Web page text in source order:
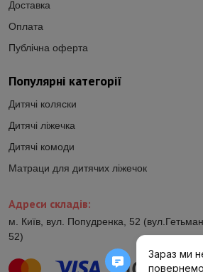
Популярні категорії
Дитячі коляски
Дитячі ліжечка
Дитячі комоди
Матраци для дитячих ліжечок
Доставка
Оплата
Публічна оферта
Адреси складів:
м. Київ, вул. Попудренка, 52
52)